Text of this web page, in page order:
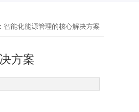
智能化能源管理的核心解决方案
方案